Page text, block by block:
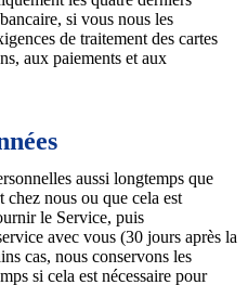
si vous nous les
de traitement des cartes
aux paiements et aux
aussi longtemps que
chez nous ou que cela est
le Service, puis
avec vous (30 jours après la
cas, nous conservons les
si cela est nécessaire pour